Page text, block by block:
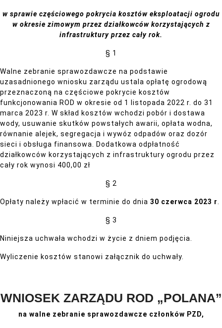
w sprawie częściowego pokrycia kosztów eksploatacji ogrodu
w okresie zimowym przez działkowców korzystających z
infrastruktury przez cały rok.
§ 1
Walne zebranie sprawozdawcze na podstawie
uzasadnionego wniosku zarządu ustala opłatę ogrodową
przeznaczoną na częściowe pokrycie kosztów
funkcjonowania ROD w okresie od 1 listopada 2022 r. do 31
marca 2023 r. W skład kosztów wchodzi pobór i dostawa
wody, usuwanie skutków powstałych awarii, opłata wodna,
równanie alejek, segregacja i wywóz odpadów oraz dozór
sieci i obsługa finansowa. Dodatkowa odpłatność
działkowców korzystających z infrastruktury ogrodu przez
cały rok wynosi 400,00 zł
§ 2
Opłaty należy wpłacić w terminie do dnia 30 czerwca 2023 r
§ 3
Niniejsza uchwała wchodzi w życie z dniem podjęcia.
Wyliczenie kosztów stanowi załącznik do uchwały.
WNIOSEK ZARZĄDU ROD „POLANA”
na walne zebranie sprawozdawcze członków PZD,